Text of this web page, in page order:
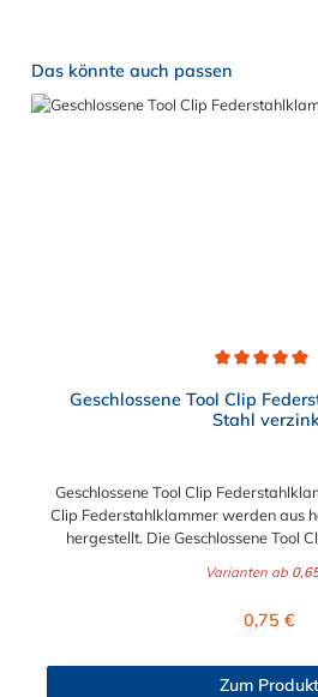
Produktgalerie überspringen
Das könnte auch passen
Geschlossene Tool Clip
Stahl
Geschlossene Tool Clip
Clip Federstahlklammer werden aus
hergestellt. Die Geschlossene Tool
Fachanwendern gefertigt,
der Federstahlklammer ist unsere
Varianten ab
Regulärer
0,75 €
Zum Produkt